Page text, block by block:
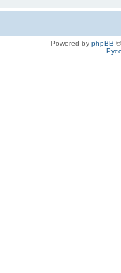
Powered by phpBB